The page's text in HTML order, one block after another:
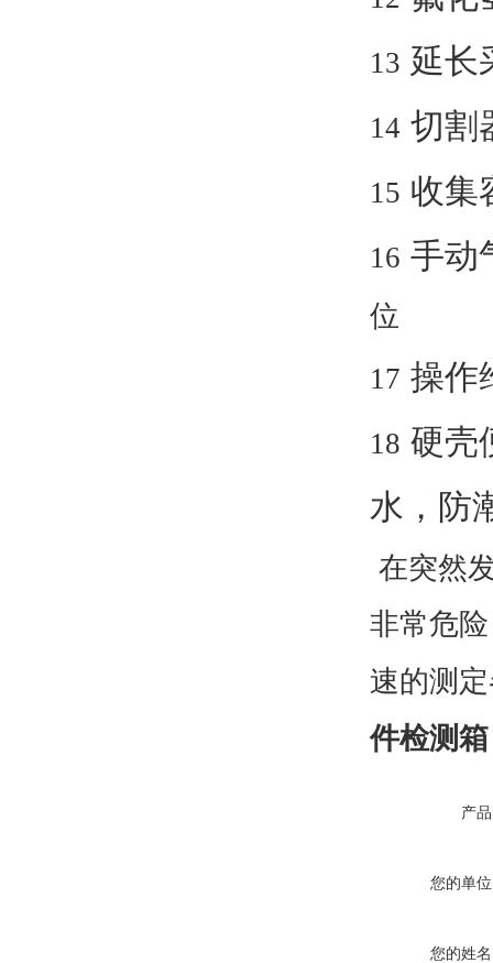
13 延长
14 切割
15 收集
16 手动
位
17 操作
18 硬壳
水，防
在突然
非常危
速的测
件检测箱
产
您的单
您的姓